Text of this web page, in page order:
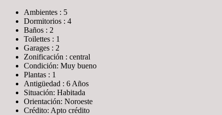
Ambientes : 5
Dormitorios : 4
Baños : 2
Toilettes : 1
Garages : 2
Zonificación : central
Condición: Muy bueno
Plantas : 1
Antigüedad : 6 Años
Situación: Habitada
Orientación: Noroeste
Crédito: Apto crédito